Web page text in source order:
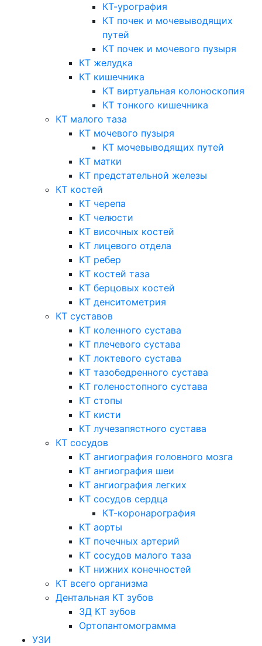
КТ-урография
КТ почек и мочевыводящих
путей
КТ почек и мочевого пузыря
КТ желудка
КТ кишечника
КТ виртуальная колоноскопия
КТ тонкого кишечника
КТ малого таза
КТ мочевого пузыря
КТ мочевыводящих путей
КТ матки
КТ предстательной железы
КТ костей
КТ черепа
КТ челюсти
КТ височных костей
КТ лицевого отдела
КТ ребер
КТ костей таза
КТ берцовых костей
КТ денситометрия
КТ суставов
КТ коленного сустава
КТ плечевого сустава
КТ локтевого сустава
КТ тазобедренного сустава
КТ голеностопного сустава
КТ стопы
КТ кисти
КТ лучезапястного сустава
КТ сосудов
КТ ангиография головного мозга
КТ ангиография шеи
КТ ангиография легких
КТ сосудов сердца
КТ-коронарография
КТ аорты
КТ почечных артерий
КТ сосудов малого таза
КТ нижних конечностей
КТ всего организма
Дентальная КТ зубов
3Д КТ зубов
Ортопантомограмма
УЗИ